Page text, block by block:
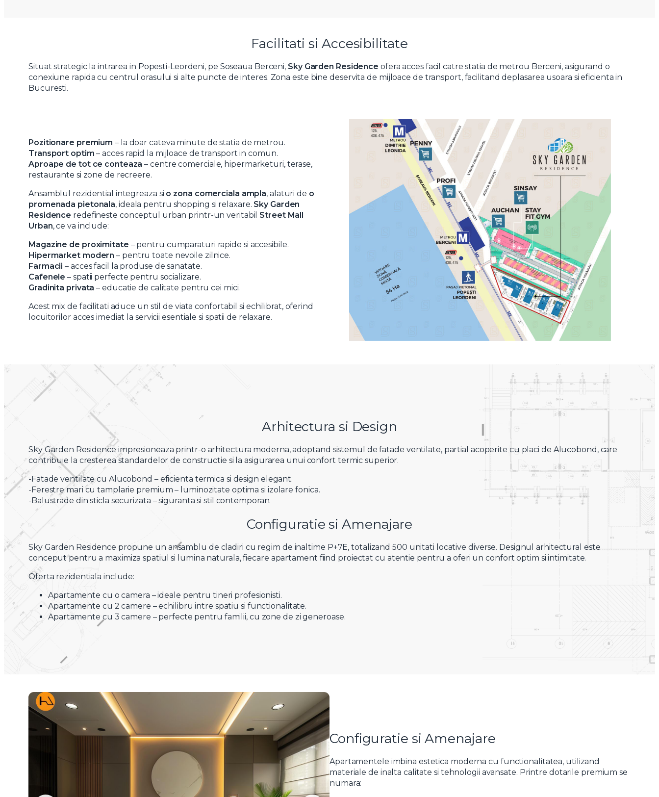
Facilitati si Accesibilitate
Situat strategic la intrarea in Popesti-Leordeni, pe Soseaua Berceni, Sky Garden Residence ofera acces facil catre statia de metrou Berceni, asigurand o
conexiune rapida cu centrul orasului si alte puncte de interes. Zona este bine deservita de mijloace de transport, facilitand deplasarea usoara si eficienta in
Bucuresti.
Pozitionare premium – la doar cateva minute de statia de metrou.
Transport optim – acces rapid la mijloace de transport in comun.
Aproape de tot ce conteaza – centre comerciale, hipermarketuri, terase,
restaurante si zone de recreere.
Ansamblul rezidential integreaza si o zona comerciala ampla, alaturi de o
promenada pietonala, ideala pentru shopping si relaxare. Sky Garden
Residence redefineste conceptul urban printr-un veritabil Street Mall
Urban, ce va include:
Magazine de proximitate – pentru cumparaturi rapide si accesibile.
Hipermarket modern – pentru toate nevoile zilnice.
Farmacii – acces facil la produse de sanatate.
Cafenele – spatii perfecte pentru socializare.
Gradinita privata – educatie de calitate pentru cei mici.
Acest mix de facilitati aduce un stil de viata confortabil si echilibrat, oferind
locuitorilor acces imediat la servicii esentiale si spatii de relaxare.
Arhitectura si Design
Sky Garden Residence impresioneaza printr-o arhitectura moderna, adoptand sistemul de fatade ventilate, partial acoperite cu placi de Alucobond, care
contribuie la cresterea standardelor de constructie si la asigurarea unui confort termic superior.
-Fatade ventilate cu Alucobond – eficienta termica si design elegant.
-Ferestre mari cu tamplarie premium – luminozitate optima si izolare fonica.
-Balustrade din sticla securizata – siguranta si stil contemporan.
Configuratie si Amenajare
Sky Garden Residence propune un ansamblu de cladiri cu regim de inaltime P+7E, totalizand 500 unitati locative diverse. Designul arhitectural este
conceput pentru a maximiza spatiul si lumina naturala, fiecare apartament fiind proiectat cu atentie pentru a oferi un confort optim si intimitate.
Oferta rezidentiala include:
Apartamente cu o camera – ideale pentru tineri profesionisti.
Apartamente cu 2 camere – echilibru intre spatiu si functionalitate.
Apartamente cu 3 camere – perfecte pentru familii, cu zone de zi generoase.
Configuratie si Amenajare
Apartamentele imbina estetica moderna cu functionalitatea, utilizand
materiale de inalta calitate si tehnologii avansate. Printre dotarile premium se
numara:
Telefon
Mesaj